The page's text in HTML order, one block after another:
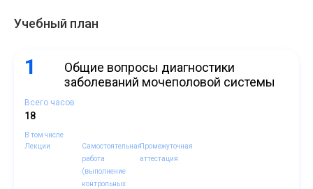
Учебный план
1
Общие вопросы диагностики
заболеваний мочеполовой системы
Всего часов
18
В том числе
Лекции
Самостоятельная
работа
(выполнение
контрольных
Промежуточная
аттестация